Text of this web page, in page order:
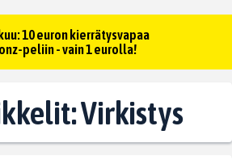
10 euron kierrätysvapaa
peliin - vain 1 eurolla!
Virkistys